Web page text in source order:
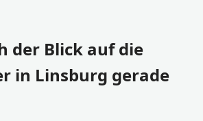
der Blick auf die
in Linsburg gerade